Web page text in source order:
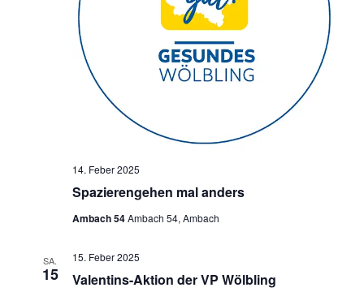
Spazierengehen mal anders
14. Feber 2025
Ambach 54Ambach 54, Ambach
SA.
15 Valentins-Aktion der VP Wölbling
15. Feber 2025